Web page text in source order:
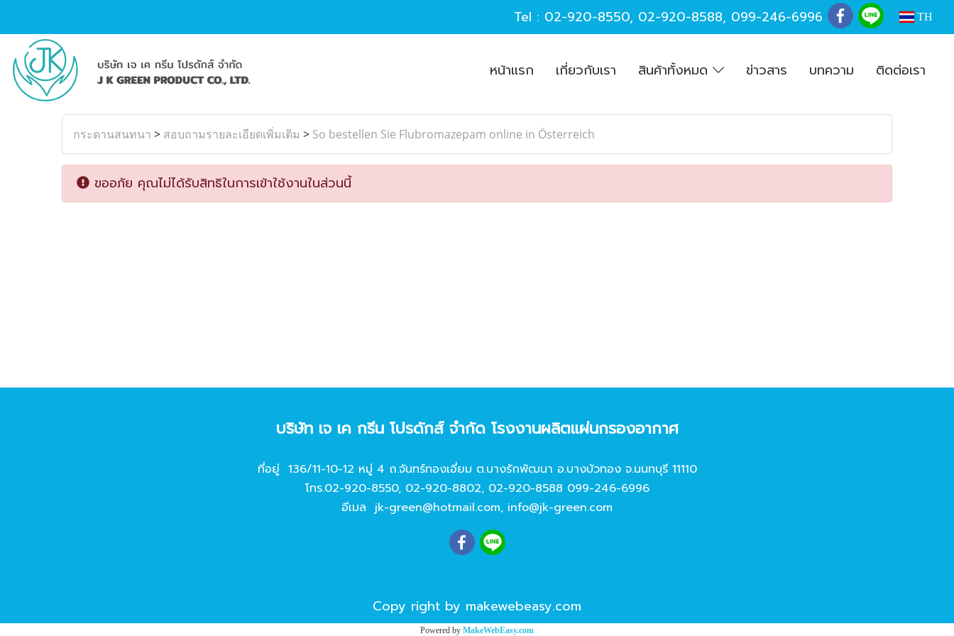
Tel : 02-920-8550, 02-920-8588, 099-246-6996 TH
หน้าแรก เกี่ยวกับเรา สินค้าทั้งหมด ข่าวสาร บทความ ติดต่อเรา
กระดานสนทนา > สอบถามรายละเอียดเพิ่มเติม > So bestellen Sie Flubromazepam online in Österreich
ขออภัย คุณไม่ได้รับสิทธิในการเข้าใช้งานในส่วนนี้
บริษัท เจ เค กรีน โปรดักส์ จํากัด โรงงานผลิตแผ่นกรองอากาศ
ที่อยู่ 136/11-10-12 หมู่ 4 ถ.จันทร์ทองเอี่ยม ต.บางรักพัฒนา อ.บางบัวทอง จ.นนทบุรี 11110
โทร.02-920-8550, 02-920-8802, 02-920-8588 099-246-6996
อีเมล jk-green@hotmail.com, info@jk-green.com
Copy right by makewebeasy.com
Powered by MakeWebEasy.com